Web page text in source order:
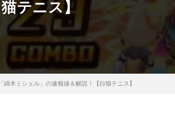
テニス】
木ミシェル」の速報値＆解説！【白猫テニス】